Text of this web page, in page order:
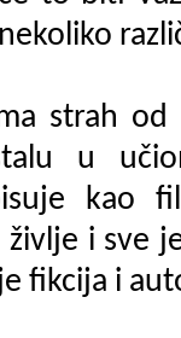
strah od
u
kao
i sve
fikcija i